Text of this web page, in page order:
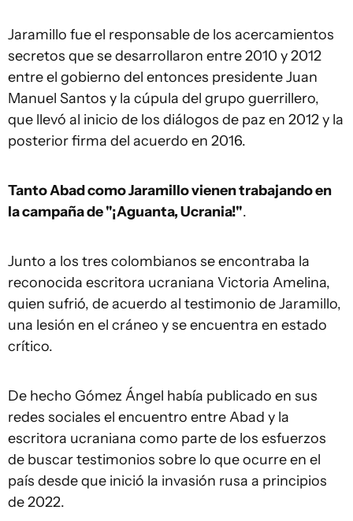
Jaramillo fue el responsable de los acercamientos
secretos que se desarrollaron entre 2010 y 2012
entre el gobierno del entonces presidente Juan
Manuel Santos y la cúpula del grupo guerrillero,
que llevó al inicio de los diálogos de paz en 2012 y la
posterior firma del acuerdo en 2016.
Tanto Abad como Jaramillo vienen trabajando en
la campaña de "¡Aguanta, Ucrania!".
Junto a los tres colombianos se encontraba la
reconocida escritora ucraniana Victoria Amelina,
quien sufrió, de acuerdo al testimonio de Jaramillo,
una lesión en el cráneo y se encuentra en estado
crítico.
De hecho Gómez Ángel había publicado en sus
redes sociales el encuentro entre Abad y la
escritora ucraniana como parte de los esfuerzos
de buscar testimonios sobre lo que ocurre en el
país desde que inició la invasión rusa a principios
de 2022.